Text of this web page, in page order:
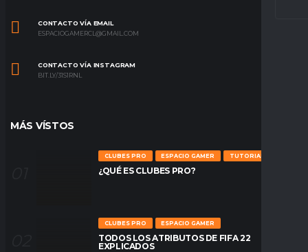
CONTACTO VÍA EMAIL
ESPACIOGAMERCL@GMAIL.COM
CONTACTO VÍA INSTAGRAM
BIT.LY/31S1RNL
MÁS VÍSTOS
CLUBES PRO ESPACIO GAMER TUTORIALES
¿QUÉ ES CLUBES PRO?
CLUBES PRO ESPACIO GAMER
TODOS LOS ATRIBUTOS DE FIFA 22
EXPLICADOS